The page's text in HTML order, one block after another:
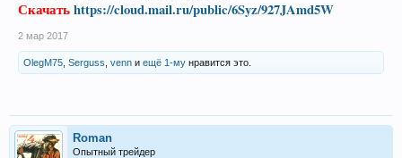
Скачатьhttps://cloud.mail.ru/public/6Syz/927JAmd5W
2 мар 2017
OlegM75 Serguss venn и ещё 1-му нравится это.
Roman
Опытный трейдер